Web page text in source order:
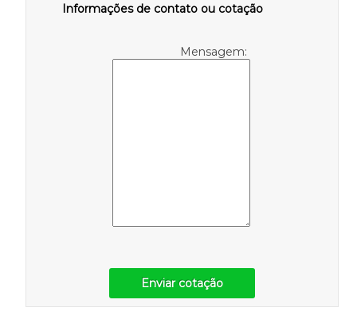
Informações de contato ou cotação
Mensagem:
Enviar cotação